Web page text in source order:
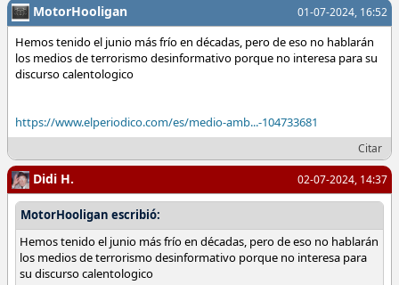
01-07-2024, 16:52
MotorHooligan
Hemos tenido el junio más frío en décadas, pero de eso no hablarán
los medios de terrorismo desinformativo porque no interesa para su
discurso calentologico
https://www.elperiodico.com/es/medio-amb...-104733681
Citar
02-07-2024, 14:37
Didi H.
MotorHooligan escribió:
Hemos tenido el junio más frío en décadas, pero de eso no hablarán
los medios de terrorismo desinformativo porque no interesa para
su discurso calentologico